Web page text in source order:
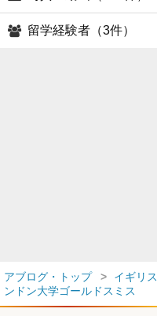
留学経験者（3件）
アブログ・トップ イギリス
ンドン大学ゴールドスミス